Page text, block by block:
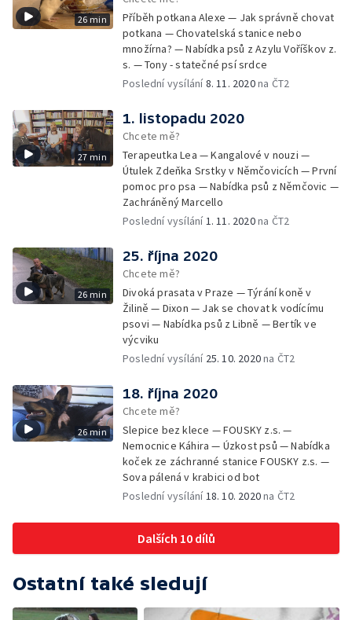
26 min
Příběh potkana Alexe — Jak správně chovat
potkana — Chovatelská stanice nebo
množírna? — Nabídka psů z Azylu Voříškov z.
s. — Tony - statečné psí srdce
Poslední vysílání8. 11. 2020na ČT2
27 min
1. listopadu 2020
Chcete mě?
Terapeutka Lea — Kangalové v nouzi —
Útulek Zdeňka Srstky v Němčovicích — První
pomoc pro psa — Nabídka psů z Němčovic —
Zachráněný Marcello
Poslední vysílání 1. 11. 2020na ČT2
26 min
25. října 2020
Chcete mě?
Divoká prasata v Praze — Týrání koně v
Žilině — Dixon — Jak se chovat k vodícímu
psovi — Nabídka psů z Libně — Bertík ve
výcviku
Poslední vysílání 25. 10. 2020na ČT2
26 min
18. října 2020
Chcete mě?
Slepice bez klece — FOUSKY z.s. —
Nemocnice Káhira — Úzkost psů — Nabídka
koček ze záchranné stanice FOUSKY z.s. —
Sova pálená v krabici od bot
Poslední vysílání 18. 10. 2020na ČT2
Dalších 10 dílů
Ostatní také sledují